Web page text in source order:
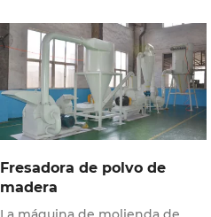
Fresadora de polvo de
madera